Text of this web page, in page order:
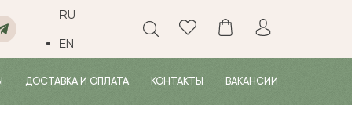
RU
EN
ДОСТАВКА И ОПЛАТА КОНТАКТЫ ВАКАНСИИ